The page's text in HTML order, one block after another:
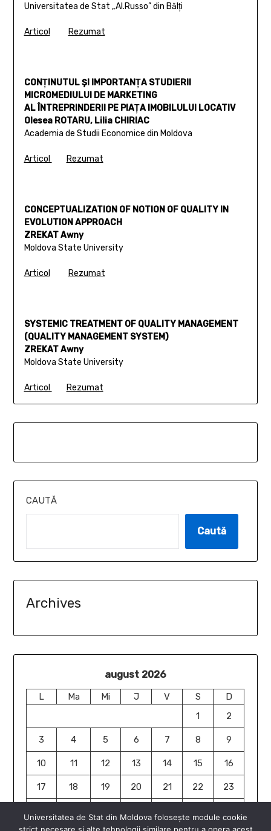
Universitatea de Stat „Al.Russo” din Bălţi
Articol Rezumat
CONŢINUTUL ŞI IMPORTANŢA STUDIERII
MICROMEDIULUI DE MARKETING
AL ÎNTREPRINDERII PE PIAŢA IMOBILULUI LOCATIV
Olesea ROTARU, Lilia CHIRIAC
Academia de Studii Economice din Moldova
Articol Rezumat
CONCEPTUALIZATION OF NOTION OF QUALITY IN
EVOLUTION APPROACH
ZREKAT Awny
Moldova State University
Articol Rezumat
SYSTEMIC TREATMENT OF QUALITY MANAGEMENT
(QUALITY MANAGEMENT SYSTEM)
ZREKAT Awny
Moldova State University
Articol Rezumat
CAUTĂ
Caută
Archives
august 2026
L Ma Mi J V S
D
1
2
3 4 5 6 7 8 9
10 11 12 13 14 15 16
17 18 19 20 21 22 23
Universitatea de Stat din Moldova folosește module cookie